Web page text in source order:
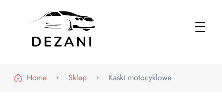
Home
Sklep Kaski motocyklowe